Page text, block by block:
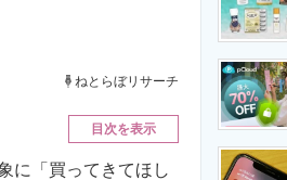
エネルギーの専門メディア
ねとらぼリサーチ
目次を表示
に「買ってきてほし